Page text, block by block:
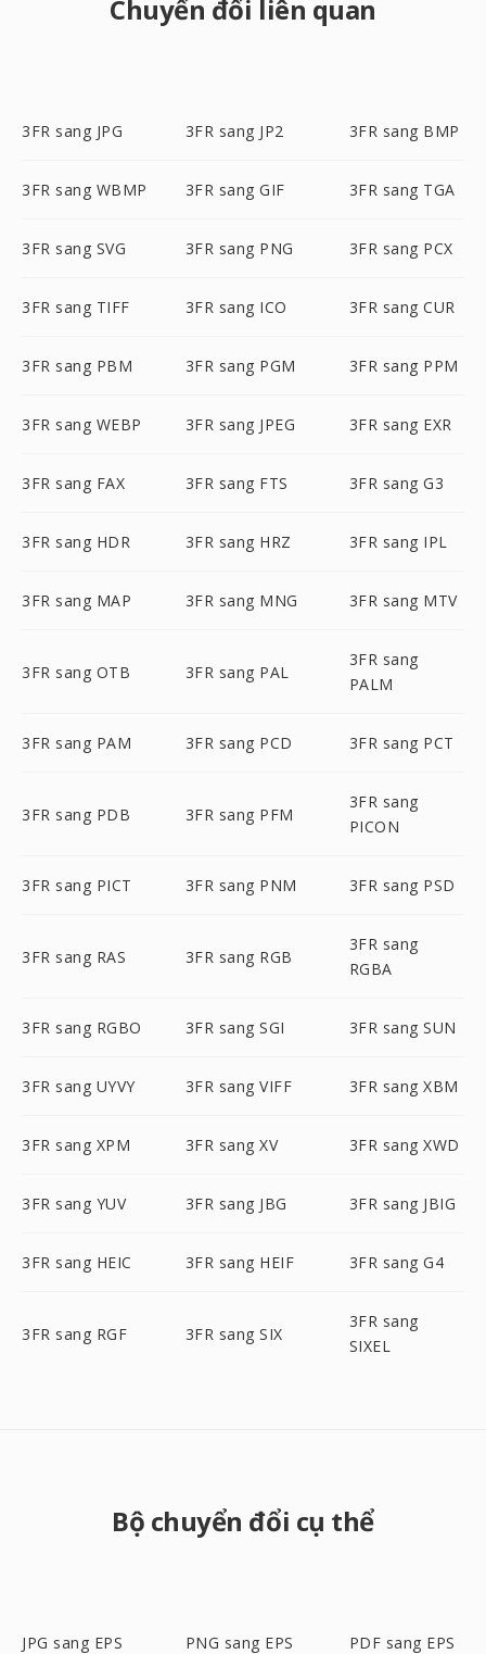
Chuyển đổi liên quan
3FR sang JPG 3FR sang JP2 3FR sang BMP
3FR sang WBMP 3FR sang GIF 3FR sang TGA
3FR sang SVG 3FR sang PNG 3FR sang PCX
3FR sang TIFF 3FR sang ICO 3FR sang CUR
3FR sang PBM 3FR sang PGM 3FR sang PPM
3FR sang WEBP 3FR sang JPEG 3FR sang EXR
3FR sang FAX 3FR sang FTS 3FR sang G3
3FR sang HDR 3FR sang HRZ 3FR sang IPL
3FR sang MAP 3FR sang MNG 3FR sang MTV
3FR sang OTB 3FR sang PAL
3FR sang
PALM
3FR sang PAM 3FR sang PCD 3FR sang PCT
3FR sang PDB 3FR sang PFM
3FR sang
PICON
3FR sang PICT 3FR sang PNM 3FR sang PSD
3FR sang RAS 3FR sang RGB
3FR sang
RGBA
3FR sang RGBO 3FR sang SGI 3FR sang SUN
3FR sang UYVY 3FR sang VIFF 3FR sang XBM
3FR sang XPM 3FR sang XV 3FR sang XWD
3FR sang YUV 3FR sang JBG 3FR sang JBIG
3FR sang HEIC 3FR sang HEIF 3FR sang G4
3FR sang RGF 3FR sang SIX
3FR sang
SIXEL
Bộ chuyển đổi cụ thể
JPG sang EPS PNG sang EPS PDF sang EPS